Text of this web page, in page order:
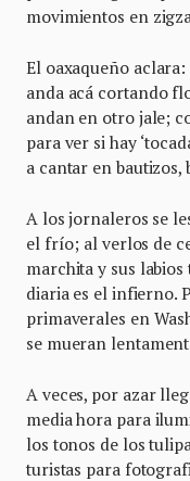
movimientos en
El oaxaqueño
anda acá cortando
andan en otro jale;
para ver si hay
a cantar en bautizos,
A los jornaleros se
el frío; al verlos de
marchita y sus
diaria es el infierno.
primaverales en
se mueran
A veces, por azar
media hora para
los tonos de los
turistas para